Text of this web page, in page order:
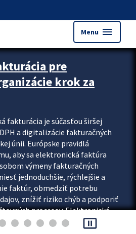
Menu menu
pre
krok za
fakturácia je súčasťou širšej
a digitalizácie fakturačných
únii. Európske pravidlá
aby sa elektronická faktúra
výmeny fakturačných
jednoduchšie, rýchlejšie a
faktúr, obmedziť potrebu
znížiť riziko chýb a podporiť
procesov. Elektronická
pause_presentation